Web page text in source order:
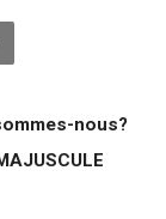
nous?